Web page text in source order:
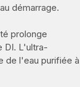
démarrage.
prolonge
DI. L'ultra-
de l'eau purifiée à